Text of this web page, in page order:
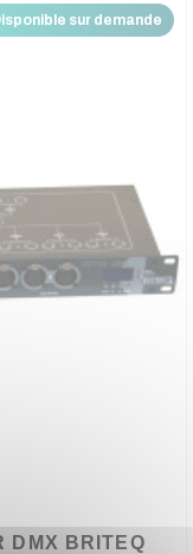
sur demande
DMX BRITEQ